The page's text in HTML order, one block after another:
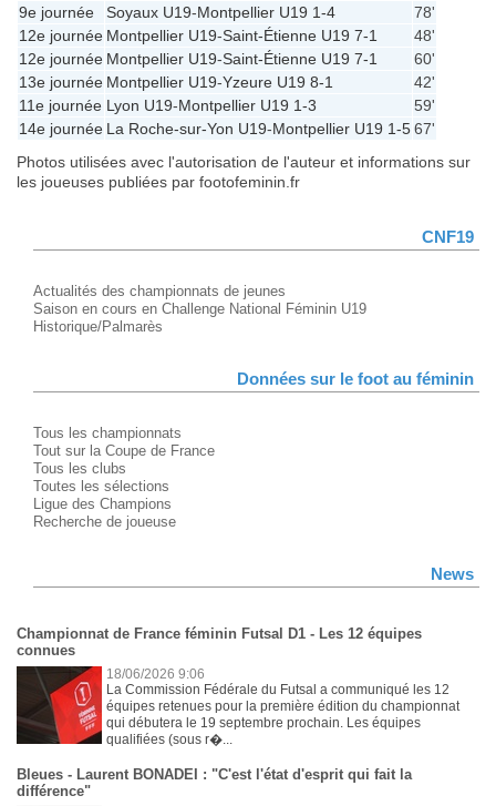
9e journée
Soyaux U19-Montpellier U19 1-4
78'
12e journée Montpellier U19-Saint-Étienne U19 7-1
48'
12e journée Montpellier U19-Saint-Étienne U19 7-1
60'
13e journée Montpellier U19-Yzeure U19 8-1
42'
11e journée Lyon U19-Montpellier U19 1-3
59'
14e journée La Roche-sur-Yon U19-Montpellier U19 1-567'
Photos utilisées avec l'autorisation de l'auteur et informations sur
les joueuses publiées par footofeminin.fr
CNF19
Actualités des championnats de jeunes
Saison en cours en Challenge National Féminin U19
Historique/Palmarès
Données sur le foot au féminin
Tous les championnats
Tout sur la Coupe de France
Tous les clubs
Toutes les sélections
Ligue des Champions
Recherche de joueuse
News
Championnat de France féminin Futsal D1 - Les 12 équipes
connues
18/06/2026 9:06
La Commission Fédérale du Futsal a communiqué les 12
équipes retenues pour la première édition du championnat
qui débutera le 19 septembre prochain. Les équipes
qualifiées (sous r�...
Bleues - Laurent BONADEI : "C'est l'état d'esprit qui fait la
différence"